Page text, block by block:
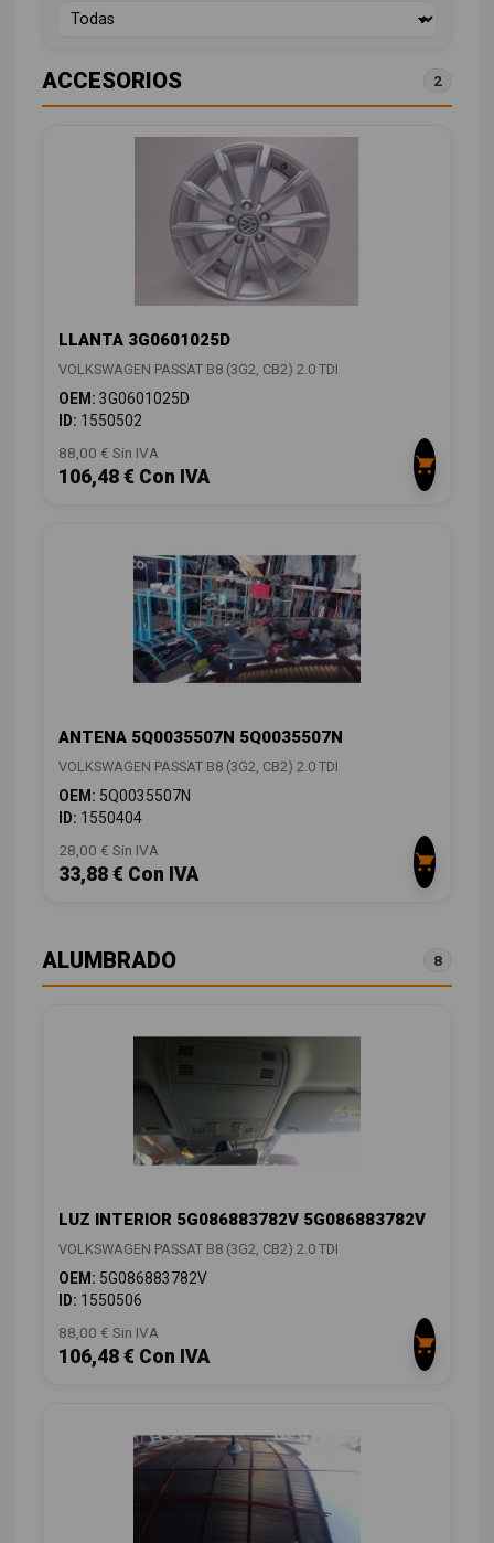
ACCESORIOS 2
LLANTA 3G0601025D
VOLKSWAGEN PASSAT B8 (3G2, CB2) 2.0 TDI
OEM: 3G0601025D
ID: 1550502
88,00 € Sin IVA
106,48 € Con IVA
ANTENA 5Q0035507N 5Q0035507N
VOLKSWAGEN PASSAT B8 (3G2, CB2) 2.0 TDI
OEM: 5Q0035507N
ID: 1550404
28,00 € Sin IVA
33,88 € Con IVA
ALUMBRADO 8
LUZ INTERIOR 5G086883782V 5G086883782V
VOLKSWAGEN PASSAT B8 (3G2, CB2) 2.0 TDI
OEM: 5G086883782V
ID: 1550506
88,00 € Sin IVA
106,48 € Con IVA